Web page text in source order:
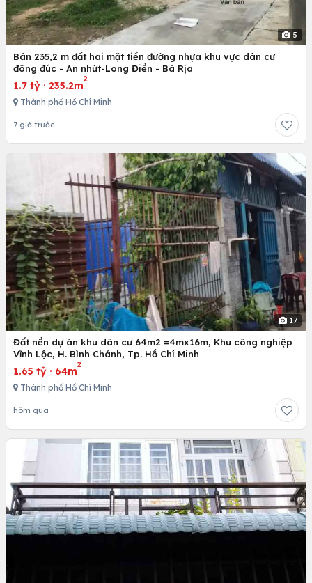
5
Bán 235,2 m đất hai mặt tiền đường nhựa khu vực dân cư
đông đúc - An nhứt-Long Điền - Bà Rịa
1.7 tỷ · 235.2m
2
Thành phố Hồ Chí Minh
7 giờ trước
17
Đất nền dự án khu dân cư 64m2 =4mx16m, Khu công nghiệp
Vĩnh Lộc, H. Bình Chánh, Tp. Hồ Chí Minh
1.65 tỷ · 64m
2
Thành phố Hồ Chí Minh
hôm qua